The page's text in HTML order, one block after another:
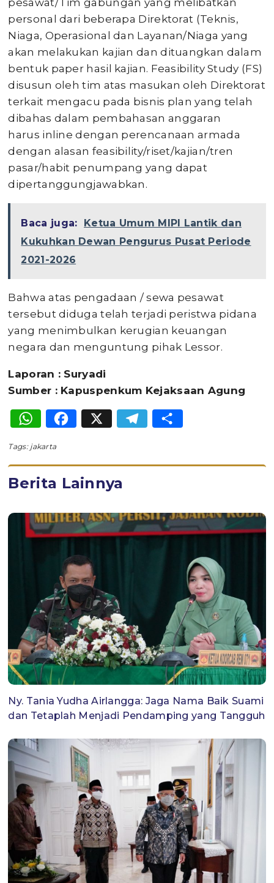
pesawat/Tim gabungan yang melibatkan
personal dari beberapa Direktorat (Teknis,
Niaga, Operasional dan Layanan/Niaga yang
akan melakukan kajian dan dituangkan dalam
bentuk paper hasil kajian. Feasibility Study (FS)
disusun oleh tim atas masukan oleh Direktorat
terkait mengacu pada bisnis plan yang telah
dibahas dalam pembahasan anggaran
harus inline dengan perencanaan armada
dengan alasan feasibility/riset/kajian/tren
pasar/habit penumpang yang dapat
dipertanggungjawabkan.
Baca juga:
Ketua Umum MIPI Lantik dan
Kukuhkan Dewan Pengurus Pusat Periode
2021-2026
Bahwa atas pengadaan / sewa pesawat
tersebut diduga telah terjadi peristwa pidana
yang menimbulkan kerugian keuangan
negara dan menguntung pihak Lessor.
Laporan : Suryadi
Sumber : Kapuspenkum Kejaksaan Agung
WhatsApp
Facebook
X Telegram
Tags: jakarta
Berita Lainnya
Ny. Tania Yudha Airlangga: Jaga Nama Baik Suami
dan Tetaplah Menjadi Pendamping yang Tangguh